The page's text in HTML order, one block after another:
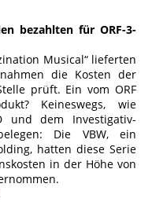
bezahlten für ORF-3-
Musical“ lieferten
die Kosten der
prüft. Ein vom ORF
Keineswegs, wie
und dem Investigativ-
Die VBW, ein
hatten diese Serie
in der Höhe von